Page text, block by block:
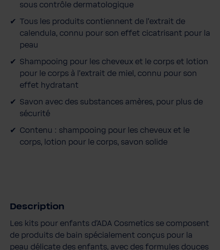
t
sous contrôle dermatologique
Tous les produits contiennent de l'extrait de
calendula, connu pour son effet cicatrisant pour la
peau
Shampooing pour les cheveux et le corps et lotion
pour le corps à l'extrait de miel, connu pour son
effet hydratant
Savon avec des substances amères, pour plus de
sécurité
Contenu : shampooing pour les cheveux et le
corps, lotion pour le corps, savon solide
Description
Les kits pour enfants d'ADA Cosmetics se composent
de produits de bain spécialement conçus pour la
peau délicate des enfants, avec des formules douces